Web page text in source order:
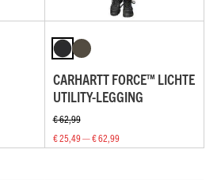
CARHARTT FORCE™ LICHTE
UTILITY-LEGGING
€ 62,99
€ 25,49 — € 62,99